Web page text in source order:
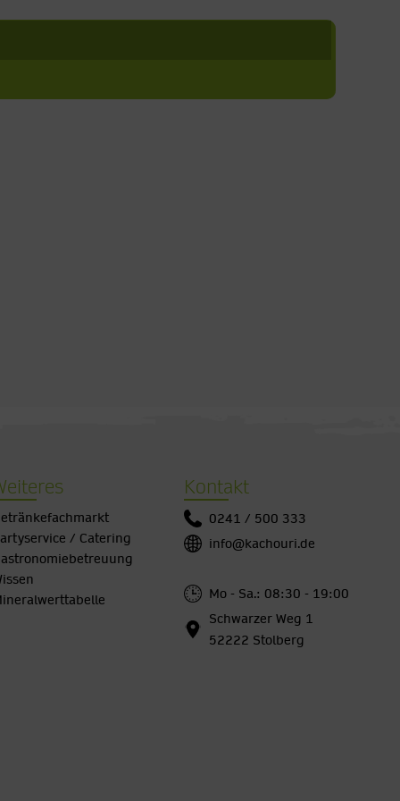
/ Catering
Kontakt
0241 / 500 333
info@kachouri.de
Mo - Sa.: 08:30 - 19:00
Schwarzer Weg 1
52222 Stolberg